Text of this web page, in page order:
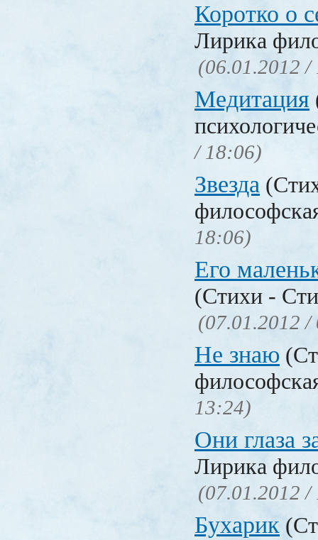
Коротко о
Лирика
(06.01.2012 /
Медитация
/ 18:06)
Звезда
18:06)
Его
(Стихи -
(07.01.2012 /
Не знаю
13:24)
Они глаза
Лирика
(07.01.2012 /
Бухарик